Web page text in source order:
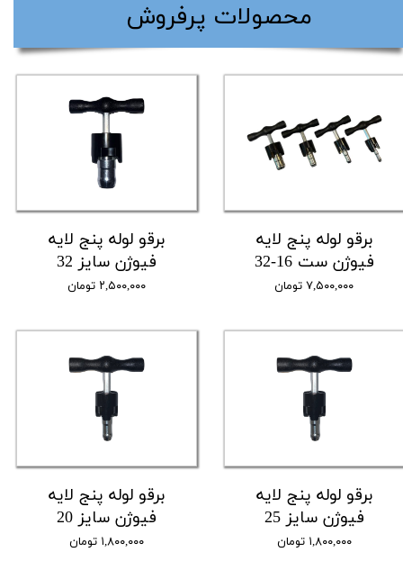
برقو لوله پنج لایه
فیوژن ست 16-32
۷,۵۰۰,۰۰۰ تومان
برقو لوله پنج لایه
فیوژن سایز 32
۲,۵۰۰,۰۰۰ تومان
برقو لوله پنج لایه
فیوژن سایز 25
۱,۸۰۰,۰۰۰ تومان
برقو لوله پنج لایه
فیوژن سایز 20
۱,۸۰۰,۰۰۰ تومان
​محصولات پرفروش